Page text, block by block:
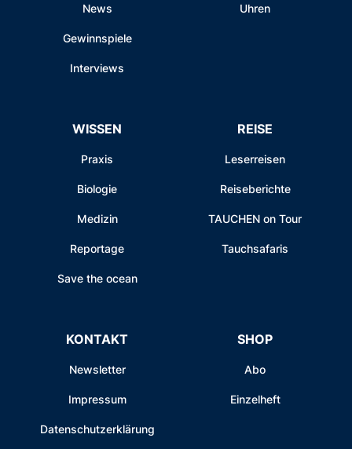
News
Gewinnspiele
Interviews
Uhren
WISSEN
Praxis
Biologie
Medizin
Reportage
Save the ocean
REISE
Leserreisen
Reiseberichte
TAUCHEN on Tour
Tauchsafaris
KONTAKT
Newsletter
Impressum
Datenschutzerklärung
SHOP
Abo
Einzelheft